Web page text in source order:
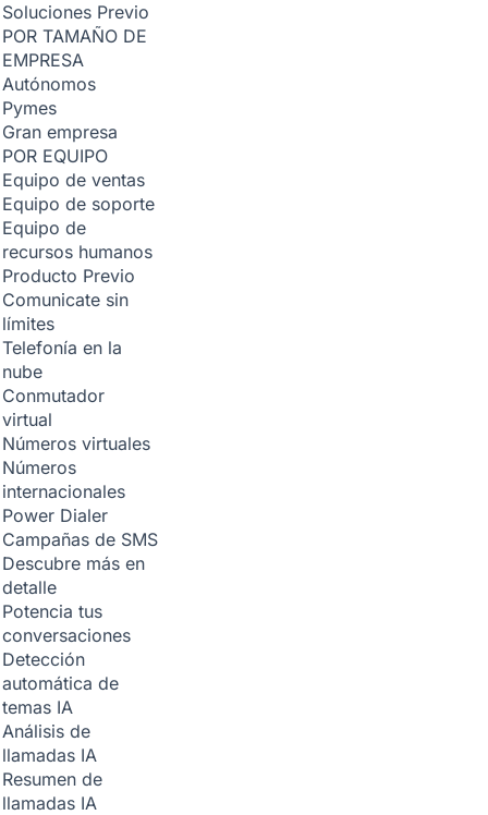
Soluciones Previo
POR TAMAÑO DE
EMPRESA
Autónomos
Pymes
Gran empresa
POR EQUIPO
Equipo de ventas
Equipo de soporte
Equipo de
recursos humanos
Producto Previo
Comunicate sin
límites
Telefonía en la
nube
Conmutador
virtual
Números virtuales
Números
internacionales
Power Dialer
Campañas de SMS
Descubre más en
detalle
Potencia tus
conversaciones
Detección
automática de
temas IA
Análisis de
llamadas IA
Resumen de
llamadas IA